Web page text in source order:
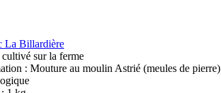
La Billardière
sur la ferme
: Mouture au moulin Astrié (meules de pierre)